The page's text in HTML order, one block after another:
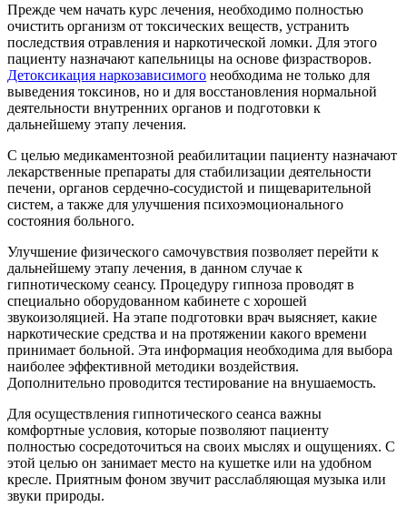
Прежде чем начать курс лечения, необходимо полностью
очистить организм от токсических веществ, устранить
последствия отравления и наркотической ломки. Для этого
пациенту назначают капельницы на основе физрастворов.
Детоксикация наркозависимого необходима не только для
выведения токсинов, но и для восстановления нормальной
деятельности внутренних органов и подготовки к
дальнейшему этапу лечения.
С целью медикаментозной реабилитации пациенту назначают
лекарственные препараты для стабилизации деятельности
печени, органов сердечно-сосудистой и пищеварительной
систем, а также для улучшения психоэмоционального
состояния больного.
Улучшение физического самочувствия позволяет перейти к
дальнейшему этапу лечения, в данном случае к
гипнотическому сеансу. Процедуру гипноза проводят в
специально оборудованном кабинете с хорошей
звукоизоляцией. На этапе подготовки врач выясняет, какие
наркотические средства и на протяжении какого времени
принимает больной. Эта информация необходима для выбора
наиболее эффективной методики воздействия.
Дополнительно проводится тестирование на внушаемость.
Для осуществления гипнотического сеанса важны
комфортные условия, которые позволяют пациенту
полностью сосредоточиться на своих мыслях и ощущениях. С
этой целью он занимает место на кушетке или на удобном
кресле. Приятным фоном звучит расслабляющая музыка или
звуки природы.